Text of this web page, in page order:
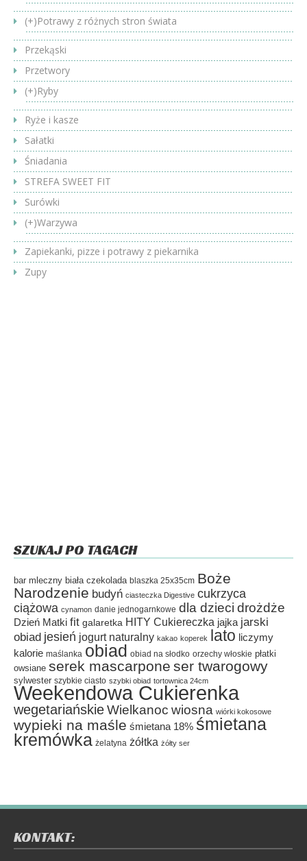
(+)Potrawy z różnych stron świata
Przekąski
Przetwory
(+)Ryby
Ryże i kasze
Sałatki
Śniadania
STREFA SWEET FIT
Surówki
(+)Warzywa
Zapiekanki, pizze i potrawy z piekarnika
Zupy
SZUKAJ PO TAGACH
bar mleczny biała czekolada blaszka 25x35cm Boże
Narodzenie budyń ciasteczka Digestive cukrzyca
ciążowa cynamon danie jednogarnkowe dla dzieci drożdże
Dzień Matki fit galaretka HITY Cukiereczka jajka jarski
obiad jesień jogurt naturalny kakao koperek lato liczymy
kalorie maślanka obiad obiad na słodko orzechy włoskie płatki
owsiane serek mascarpone ser twarogowy
sylwester szybkie ciasto szybki obiad tortownica 24cm
Weekendowa Cukierenka
wegetariańskieWielkanoc wiosna wiórki kokosowe
wypieki na maśle śmietana 18% śmietana
kremówka żelatyna żółtka żółty ser
KONTAKT: